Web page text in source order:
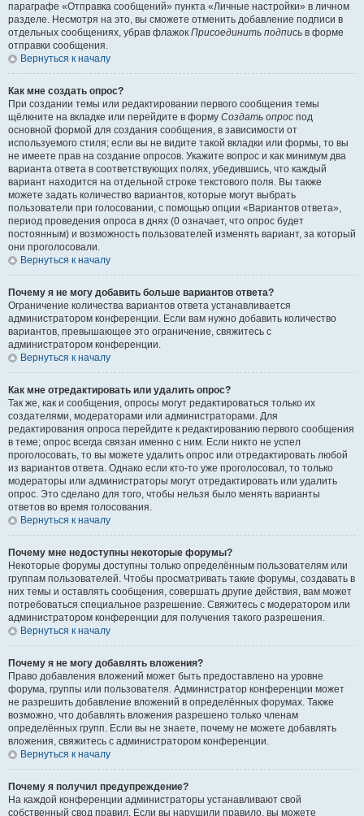
параграфе «Отправка сообщений» пункта «Личные настройки» в личном
разделе. Несмотря на это, вы сможете отменить добавление подписи в
отдельных сообщениях, убрав флажок Присоединить подпись в форме
отправки сообщения.
Вернуться к началу
Как мне создать опрос?
При создании темы или редактировании первого сообщения темы
щёлкните на вкладке или перейдите в форму Создать опрос под
основной формой для создания сообщения, в зависимости от
используемого стиля; если вы не видите такой вкладки или формы, то вы
не имеете прав на создание опросов. Укажите вопрос и как минимум два
варианта ответа в соответствующих полях, убедившись, что каждый
вариант находится на отдельной строке текстового поля. Вы также
можете задать количество вариантов, которые могут выбрать
пользователи при голосовании, с помощью опции «Вариантов ответа»,
период проведения опроса в днях (0 означает, что опрос будет
постоянным) и возможность пользователей изменять вариант, за который
они проголосовали.
Вернуться к началу
Почему я не могу добавить больше вариантов ответа?
Ограничение количества вариантов ответа устанавливается
администратором конференции. Если вам нужно добавить количество
вариантов, превышающее это ограничение, свяжитесь с
администратором конференции.
Вернуться к началу
Как мне отредактировать или удалить опрос?
Так же, как и сообщения, опросы могут редактироваться только их
создателями, модераторами или администраторами. Для
редактирования опроса перейдите к редактированию первого сообщения
в теме; опрос всегда связан именно с ним. Если никто не успел
проголосовать, то вы можете удалить опрос или отредактировать любой
из вариантов ответа. Однако если кто-то уже проголосовал, то только
модераторы или администраторы могут отредактировать или удалить
опрос. Это сделано для того, чтобы нельзя было менять варианты
ответов во время голосования.
Вернуться к началу
Почему мне недоступны некоторые форумы?
Некоторые форумы доступны только определённым пользователям или
группам пользователей. Чтобы просматривать такие форумы, создавать в
них темы и оставлять сообщения, совершать другие действия, вам может
потребоваться специальное разрешение. Свяжитесь с модератором или
администратором конференции для получения такого разрешения.
Вернуться к началу
Почему я не могу добавлять вложения?
Право добавления вложений может быть предоставлено на уровне
форума, группы или пользователя. Администратор конференции может
не разрешить добавление вложений в определённых форумах. Также
возможно, что добавлять вложения разрешено только членам
определённых групп. Если вы не знаете, почему не можете добавлять
вложения, свяжитесь с администратором конференции.
Вернуться к началу
Почему я получил предупреждение?
На каждой конференции администраторы устанавливают свой
собственный свод правил. Если вы нарушили правило, вы можете